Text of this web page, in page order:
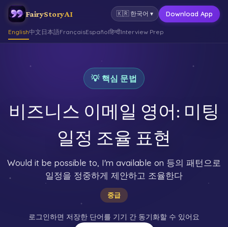
FairyStoryAI 🇰🇷 한국어 ▾ Download App
English中文 日本語FrançaisEspañolहिन्दीInterview Prep
💡 핵심 문법
비즈니스 이메일 영어: 미팅
일정 조율 표현
Would it be possible to, I'm available on 등의 패턴으로
일정을 정중하게 제안하고 조율한다
중급
로그인하면 저장한 단어를 기기 간 동기화할 수 있어요